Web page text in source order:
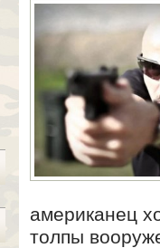
американец
толпы